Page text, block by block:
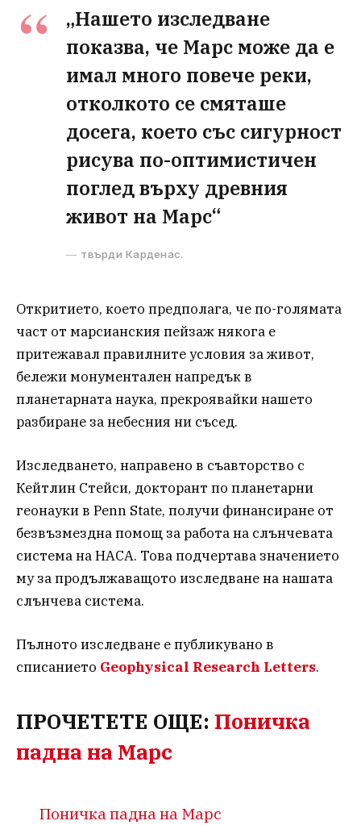
„Нашето изследване
показва, че Марс може да е
имал много повече реки,
отколкото се смяташе
досега, което със сигурност
рисува по-оптимистичен
поглед върху древния
живот на Марс“
твърди Карденас.
Откритието, което предполага, че по-голямата
част от марсианския пейзаж някога е
притежавал правилните условия за живот,
бележи монументален напредък в
планетарната наука, прекроявайки нашето
разбиране за небесния ни съсед.
Изследването, направено в съавторство с
Кейтлин Стейси, докторант по планетарни
геонауки в Penn State, получи финансиране от
безвъзмездна помощ за работа на слънчевата
система на НАСА. Това подчертава значението
му за продължаващото изследване на нашата
слънчева система.
Пълното изследване е публикувано в
списанието Geophysical Research Letters.
ПРОЧЕТЕТЕ ОЩЕ: Поничка
падна на Марс
Поничка падна на Марс